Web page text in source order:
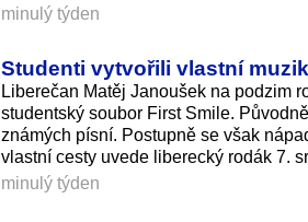
minulý týden
Studenti vytvořili vlastní
Liberečan Matěj Janoušek na podzim
studentský soubor First Smile.
známých písní. Postupně se však
vlastní cesty uvede liberecký rodák 7.
minulý týden